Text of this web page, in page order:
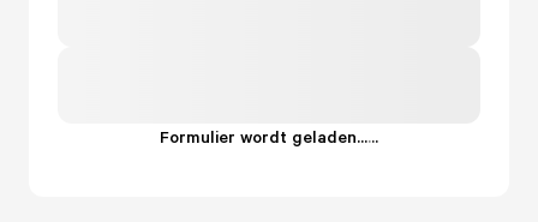
Formulier wordt geladen......